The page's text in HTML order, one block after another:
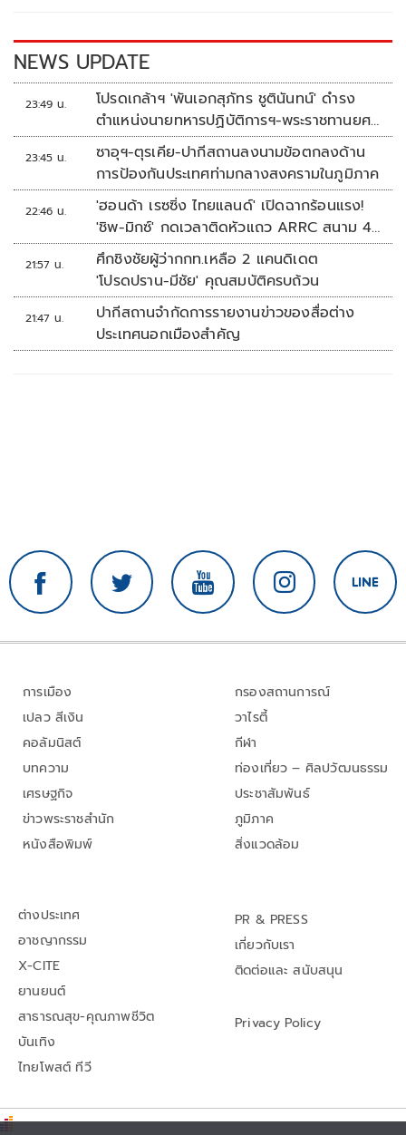
k k
NEWS UPDATE
23:49 น.
โปรดเกล้าฯ 'พันเอกสุภัทร ชูตินันทน์' ดำรง
ตำแหน่งนายทหารปฏิบัติการฯ-พระราชทานยศ
'พลตรี'
23:45 น.
ซาอุฯ-ตุรเคีย-ปากีสถานลงนามข้อตกลงด้าน
การป้องกันประเทศท่ามกลางสงครามในภูมิภาค
22:46 น.
'ฮอนด้า เรซซิ่ง ไทยแลนด์' เปิดฉากร้อนแรง!
'ชิพ-มิกซ์' กดเวลาติดหัวแถว ARRC สนาม 4
ที่มัลดาลิกา
21:57 น.
ศึกชิงชัยผู้ว่ากกท.เหลือ 2 แคนดิเดต
'โปรดปราน-มีชัย' คุณสมบัติครบถ้วน
21:47 น.
ปากีสถานจำกัดการรายงานข่าวของสื่อต่าง
ประเทศนอกเมืองสำคัญ
การเมือง
เปลว สีเงิน
คอลัมนิสต์
บทความ
เศรษฐกิจ
ข่าวพระราชสำนัก
หนังสือพิมพ์
กรองสถานการณ์
วาไรตี้
กีฬา
ท่องเที่ยว – ศิลปวัฒนธรรม
ประชาสัมพันธ์
ภูมิภาค
สิ่งแวดล้อม
ต่างประเทศ
อาชญากรรม
X-CITE
ยานยนต์
สาธารณสุข-คุณภาพชีวิต
บันเทิง
ไทยโพสต์ ทีวี
PR & PRESS
เกี่ยวกับเรา
ติดต่อและ สนับสนุน
Privacy Policy